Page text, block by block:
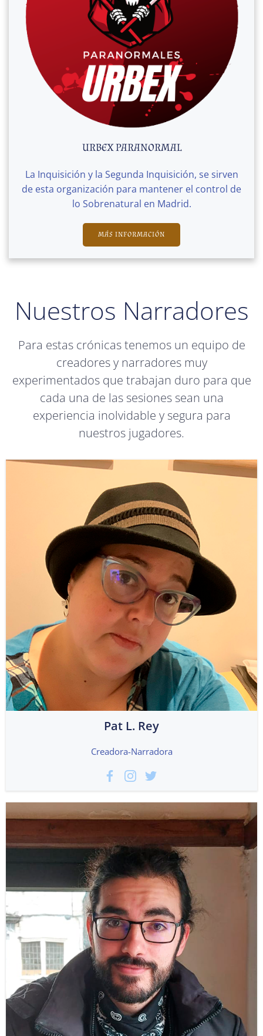
URBEX PARANORMAL
La Inquisición y la Segunda Inquisición, se sirven
de esta organización para mantener el control de
lo Sobrenatural en Madrid.
MÁS INFORMACIÓN
Nuestros Narradores
Para estas crónicas tenemos un equipo de
creadores y narradores muy
experimentados que trabajan duro para que
cada una de las sesiones sean una
experiencia inolvidable y segura para
nuestros jugadores.
Pat L. Rey
Creadora-Narradora